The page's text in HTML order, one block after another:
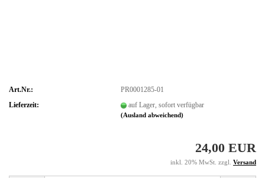
Art.Nr.:
PR0001285-01
Lieferzeit:
auf Lager, sofort verfügbar
(Ausland abweichend)
24,00 EUR
inkl. 20% MwSt. zzgl. Versand